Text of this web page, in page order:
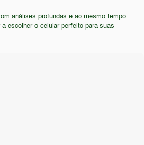
bateria de longa duração.
recomendado para a maioria dos
devido à sua defasagem
análises profundas e ao mesmo tempo
escolher o celular perfeito para suas